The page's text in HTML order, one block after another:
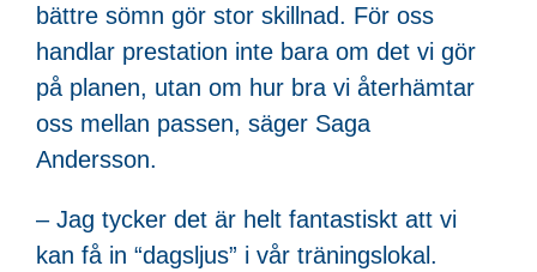
bättre sömn gör stor skillnad. För oss
handlar prestation inte bara om det vi gör
på planen, utan om hur bra vi återhämtar
oss mellan passen, säger Saga
Andersson.
– Jag tycker det är helt fantastiskt att vi
kan få in “dagsljus” i vår träningslokal.